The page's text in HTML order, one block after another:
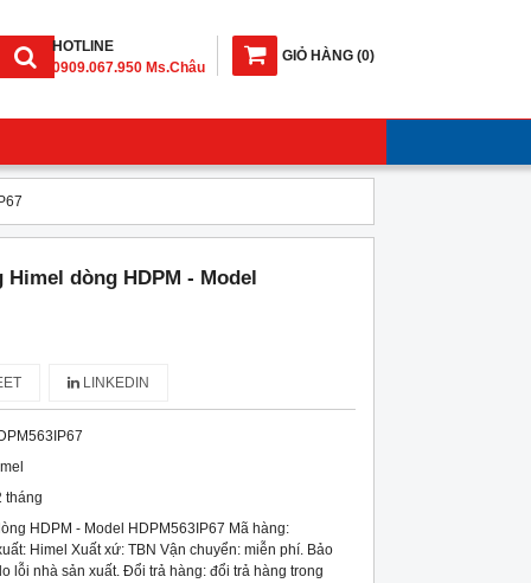
GIỎ HÀNG (0)
HOTLINE
0909.067.950 Ms.Châu
dòng HDPM - Model
LINKEDIN
tháng
HDPM - Model HDPM563IP67 Mã hàng:
Himel Xuất xứ: TBN Vận chuyển: miễn phí. Bảo
lỗi nhà sản xuất. Đổi trả hàng: đổi trả hàng trong